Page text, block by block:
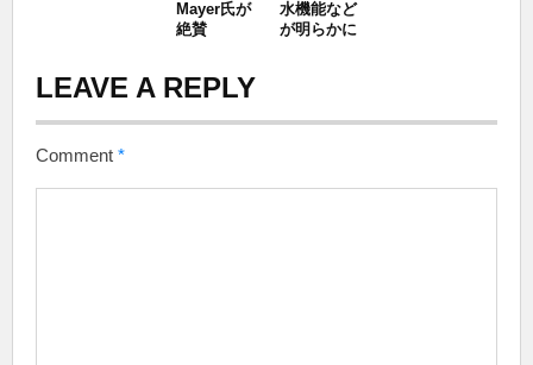
Mayer氏が
絶賛
水機能など
が明らかに
LEAVE A REPLY
Comment *